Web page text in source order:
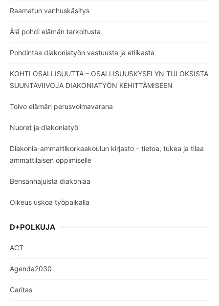
Raamatun vanhuskäsitys
Älä pohdi elämän tarkoitusta
Pohdintaa diakoniatyön vastuusta ja etiikasta
KOHTI OSALLISUUTTA – OSALLISUUSKYSELYN TULOKSISTA
SUUNTAVIIVOJA DIAKONIATYÖN KEHITTÄMISEEN
Toivo elämän perusvoimavarana
Nuoret ja diakoniatyö
Diakonia-ammattikorkeakoulun kirjasto – tietoa, tukea ja tilaa
ammattilaisen oppimiselle
Bensanhajuista diakoniaa
Oikeus uskoa työpaikalla
D+POLKUJA
ACT
Agenda2030
Caritas